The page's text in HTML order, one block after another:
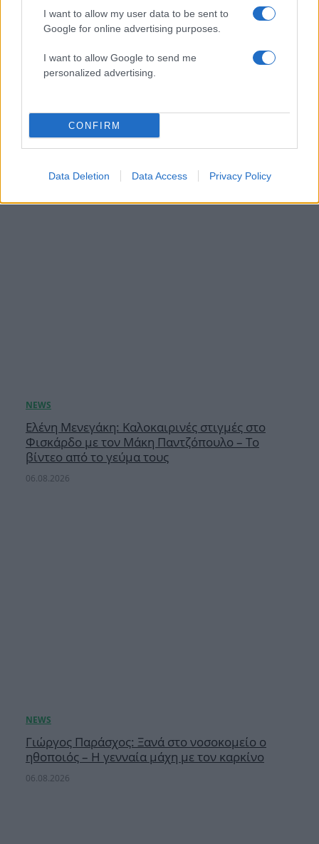
I want to allow my user data to be sent to
Google for online advertising purposes.
I want to allow Google to send me
personalized advertising.
CONFIRM
Data Deletion Data Access Privacy Policy
Λάκης Χαλκιάς: Συντετριμμένη η σύζυγός του,
Αλέκα στο τελευταίο αντίο στο Α’ Νεκροταφείο
Αθηνών
Ελένη Μενεγάκη: Καλοκαιρινές στιγμές στο
Φισκάρδο με τον Μάκη Παντζόπουλο – Το
βίντεο από το γεύμα τους
06.08.2026
Γιώργος Παράσχος: Ξανά στο νοσοκομείο ο
ηθοποιός – Η γενναία μάχη με τον καρκίνο
06.08.2026